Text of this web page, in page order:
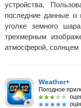
устройства.
последние данные о
уголке земного
трехмерным
атмосферой, солнцем
Weather+
Погодное